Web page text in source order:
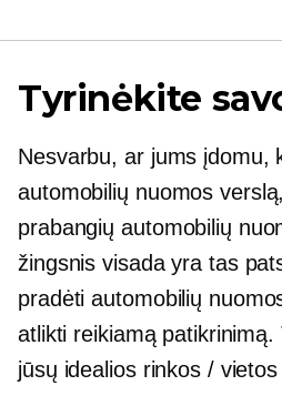
Tyrinėkite
Nesvarbu, ar jums įdomu,
automobilių nuomos
prabangių automobilių
žingsnis visada yra tas
pradėti automobilių
atlikti reikiamą patikrinimą.
jūsų idealios rinkos /